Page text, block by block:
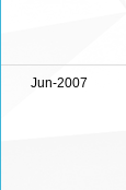
Jun-2007